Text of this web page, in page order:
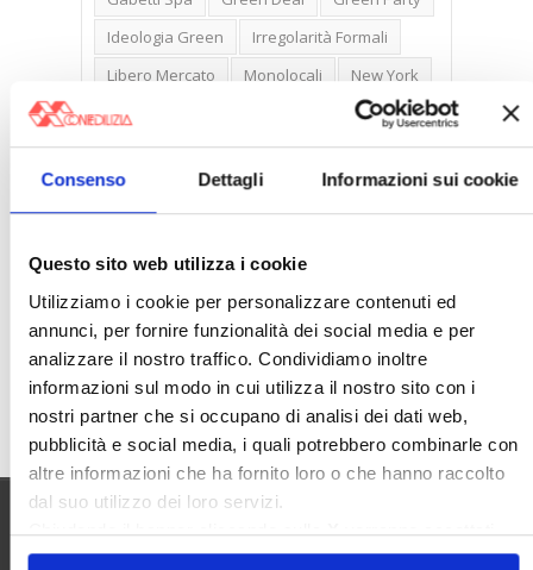
Consenso Dettagli Informazioni sui cookie
Questo sito web utilizza i cookie
Utilizziamo i cookie per personalizzare contenuti ed
annunci, per fornire funzionalità dei social media e per
analizzare il nostro traffico. Condividiamo inoltre
informazioni sul modo in cui utilizza il nostro sito con i
nostri partner che si occupano di analisi dei dati web,
pubblicità e social media, i quali potrebbero combinarle con
altre informazioni che ha fornito loro o che hanno raccolto
dal suo utilizzo dei loro servizi.
Chiudendo il banner cliccando sullaXverranno accettati
solo i cookie necessari.
Ideologia Green
Irregolarità Formali
Libero Mercato
Monolocali
New York
Nudaproprietà
Prima Casa
Proprietari Casa
Rendite Catastali
Rivoluzioneliberale
Sunia
Trasferimenti
Treviso
Valore Case
Cerca
Utilità